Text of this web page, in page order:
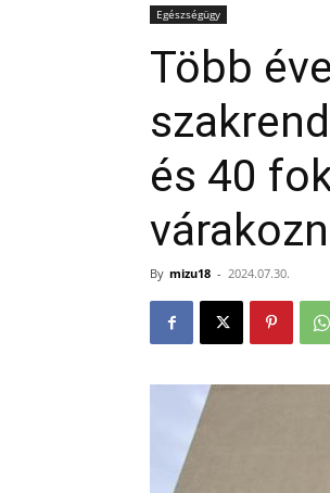
Egészségügy
Több
és 40
By mizu18 - 2024.07.30.